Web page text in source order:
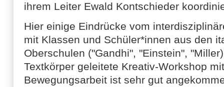
ihrem Leiter Ewald Kontschieder
Hier einige Eindrücke vom
mit Klassen und Schüler*innen aus den
Oberschulen ("Gandhi", "Einstein",
Textkörper geleitete Kreativ-Workshop
Bewegungsarbeit ist sehr gut